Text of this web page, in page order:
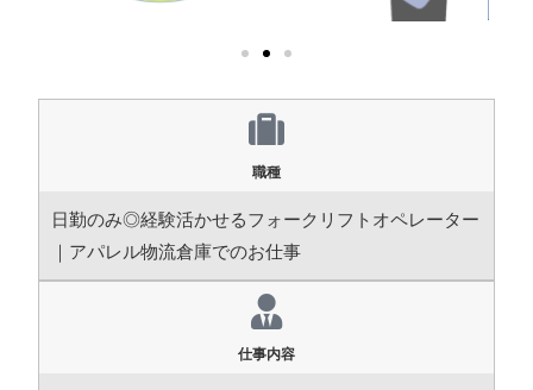
職種
日勤のみ◎経験活かせるフォークリフトオペレーター
｜アパレル物流倉庫でのお仕事
仕事内容